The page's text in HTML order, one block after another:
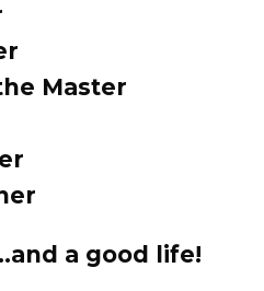
Master
a good life!